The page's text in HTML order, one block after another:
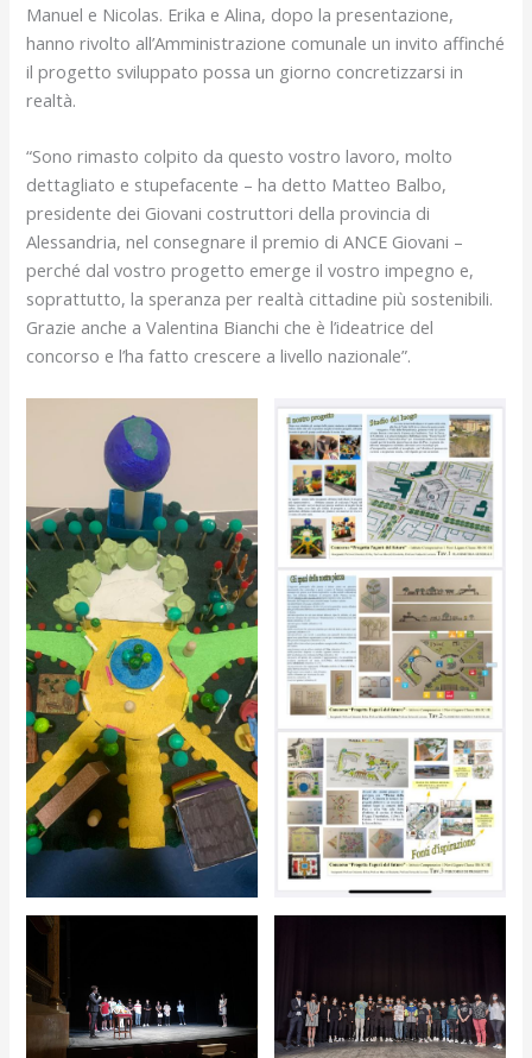
Manuel e Nicolas. Erika e Alina, dopo la presentazione,
hanno rivolto all’Amministrazione comunale un invito affinché
il progetto sviluppato possa un giorno concretizzarsi in
realtà.
“Sono rimasto colpito da questo vostro lavoro, molto
dettagliato e stupefacente – ha detto Matteo Balbo,
presidente dei Giovani costruttori della provincia di
Alessandria, nel consegnare il premio di ANCE Giovani –
perché dal vostro progetto emerge il vostro impegno e,
soprattutto, la speranza per realtà cittadine più sostenibili.
Grazie anche a Valentina Bianchi che è l’ideatrice del
concorso e l’ha fatto crescere a livello nazionale”.